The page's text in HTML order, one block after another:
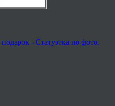
- Статуэтка по фото.